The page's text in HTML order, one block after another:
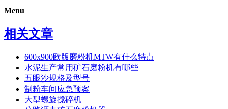
Menu
相关文章
600x900欧版磨粉机MTW有什么特点
水泥生产常用矿石磨粉机有哪些
五眼沙规格及型号
制粉车间应急预案
大型螺旋搅碎机